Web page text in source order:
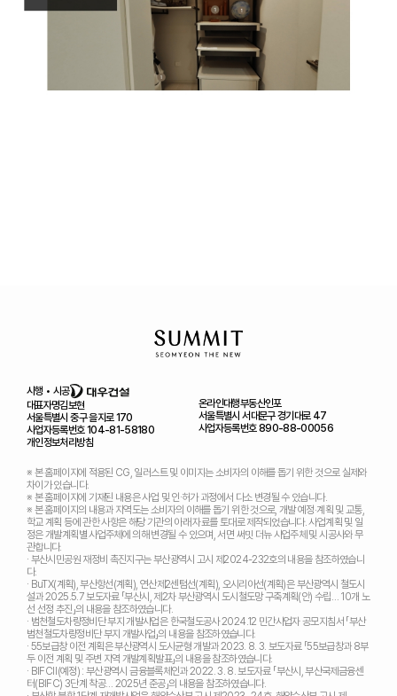
시행 • 시공
대표자명김보현
서울특별시 중구 을지로 170
사업자등록번호 104-81-58180
개인정보처리방침
온라인대행부동산인포
서울특별시 서대문구 경기대로 47
사업자등록번호 890-88-00056
※ 본 홈페이지에 적용된 CG, 일러스트 및 이미지는 소비자의 이해를 돕기 위한 것으로 실제와
차이가 있습니다.
※ 본 홈페이지에 기재된 내용은 사업 및 인·허가 과정에서 다소 변경될 수 있습니다.
※ 본 홈페이지의 내용과 지역도는 소비자의 이해를 돕기 위한 것으로, 개발 예정‧계획 및 교통,
학교 계획 등에 관한 사항은 해당 기관의 아래 자료를 토대로 제작되었습니다. 사업계획 및 일
정은 개발계획별 사업주체에 의해 변경될 수 있으며, 서면 써밋 더뉴 사업주체 및 시공사와 무
관합니다.
· 부산시민공원 재정비 촉진지구는 부산광역시 고시 제2024-232호의 내용을 참조하였습니
다.
· BuTX(계획), 부산항선(계획), 연산제2센텀선(계획), 오시리아선(계획)은 부산광역시 철도시
설과 2025.5.7 보도자료 「부산시, 제2차 부산광역시 도시철도망 구축계획(안) 수립… 10개 노
선 선정 추진」의 내용을 참조하였습니다.
· 범천철도차량정비단 부지 개발사업은 한국철도공사 2024.12 민간사업자 공모지침서 「부산
범천철도차량정비단 부지 개발사업」의 내용을 참조하였습니다.
· 55보급창 이전 계획은 부산광역시 도시균형 개발과 2023. 8. 3. 보도자료 「55보급창과 8부
두 이전 계획 및 주변 지역 개발계획발표」의 내용을 참조하였습니다.
· BIFCⅡ(예정) : 부산광역시 금융블록체인과 2022. 3. 8. 보도자료 「부산시, 부산국제금융센
터(BIFC) 3단계 착공… 2025년 준공」의 내용을 참조하였습니다.